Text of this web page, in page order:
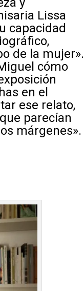
Lissa
capacidad
de la mujer».
cómo
en el
ese relato,
parecían
márgenes».